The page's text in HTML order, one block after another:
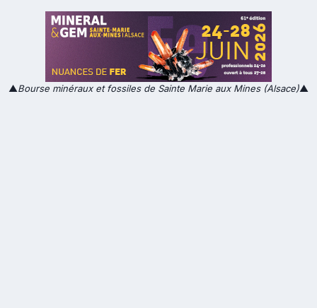
▲Bourse minéraux et fossiles de Sainte Marie aux Mines (Alsace)▲